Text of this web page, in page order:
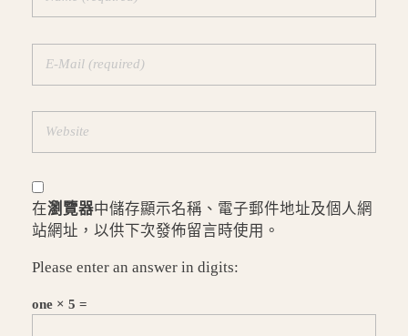
在瀏覽器中儲存顯示名稱、電子郵件地址及個人網
站網址，以供下次發佈留言時使用。
Please enter an answer in digits:
one × 5 =